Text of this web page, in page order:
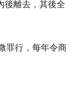
後離去，其後全
罪行，每年令商